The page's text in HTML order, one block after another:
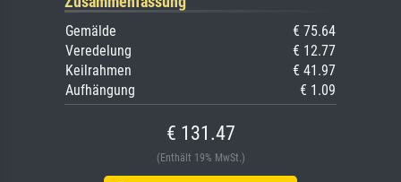
Gemälde
€ 75.64
Veredelung
€ 12.77
Keilrahmen
€ 41.97
Aufhängung
€ 1.09
€ 131.47
(Enthält 19% MwSt.)